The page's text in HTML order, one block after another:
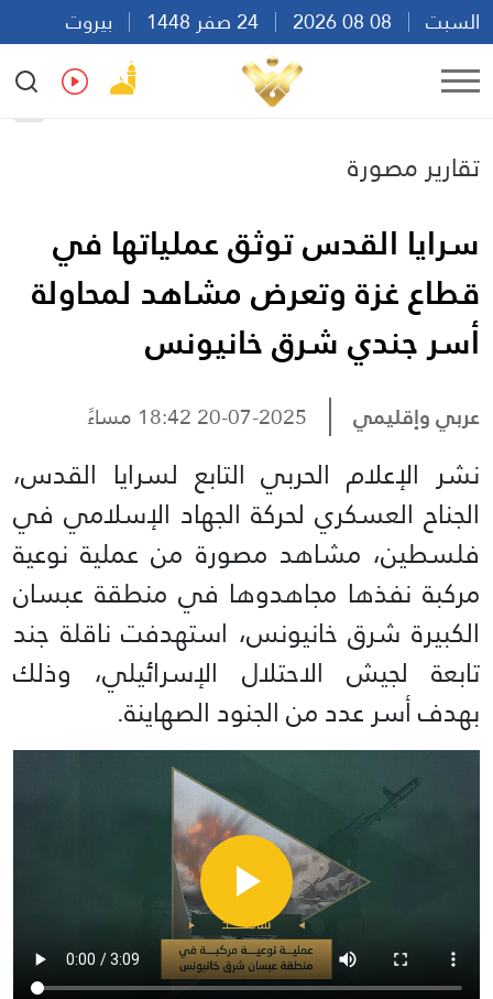
السبت
بيروت
18:48
Ar
تقارير مصورة
سرايا القدس توثق عملياتها في
قطاع غزة وتعرض مشاهد لمحاولة
أسر جندي شرق خانيونس
عربي وإقليمي 20-07-2025 18:42 مساءً
نشر الإعلام الحربي التابع لسرايا القدس،
الجناح العسكري لحركة الجهاد الإسلامي في
فلسطين، مشاهد مصورة من عملية نوعية
مركبة نفذها مجاهدوها في منطقة عبسان
الكبيرة شرق خانيونس، استهدفت ناقلة جند
تابعة لجيش الاحتلال الإسرائيلي، وذلك
بهدف أسر عدد من الجنود الصهاينة.